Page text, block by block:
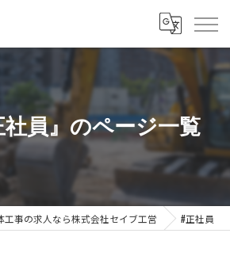
員』のページ一覧
工事の求人なら株式会社セイブ工営 #正社員